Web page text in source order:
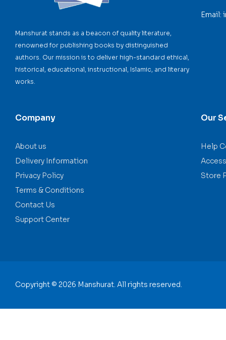
Manshurat stands as a beacon of quality literature,
renowned for publishing books by distinguished
authors. Our mission is to deliver high-standard ethical,
historical, educational, instructional, Islamic, and literary
works.
Company
About us
Delivery Information
Privacy Policy
Terms & Conditions
Contact Us
Support Center
Our
Help
Store
Email:
Copyright © 2026 Manshurat. All rights reserved.